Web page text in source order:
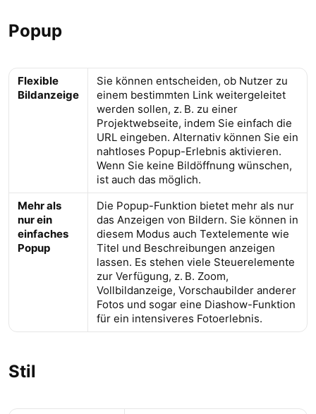
Popup
Flexible
Bildanzeige
Sie können entscheiden, ob Nutzer zu
einem bestimmten Link weitergeleitet
werden sollen, z. B. zu einer
Projektwebseite, indem Sie einfach die
URL eingeben. Alternativ können Sie ein
nahtloses Popup-Erlebnis aktivieren.
Wenn Sie keine Bildöffnung wünschen,
ist auch das möglich.
Mehr als
nur ein
einfaches
Popup
Die Popup-Funktion bietet mehr als nur
das Anzeigen von Bildern. Sie können in
diesem Modus auch Textelemente wie
Titel und Beschreibungen anzeigen
lassen. Es stehen viele Steuerelemente
zur Verfügung, z. B. Zoom,
Vollbildanzeige, Vorschaubilder anderer
Fotos und sogar eine Diashow-Funktion
für ein intensiveres Fotoerlebnis.
Stil